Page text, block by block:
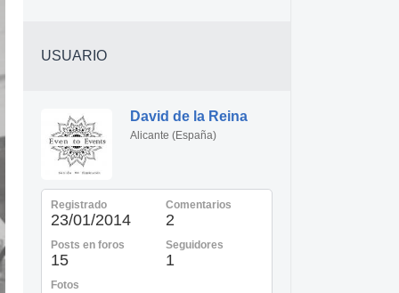
USUARIO
David de la Reina
Alicante (España)
Registrado
23/01/2014
Comentarios
2
Posts en foros
15
Seguidores
1
Fotos